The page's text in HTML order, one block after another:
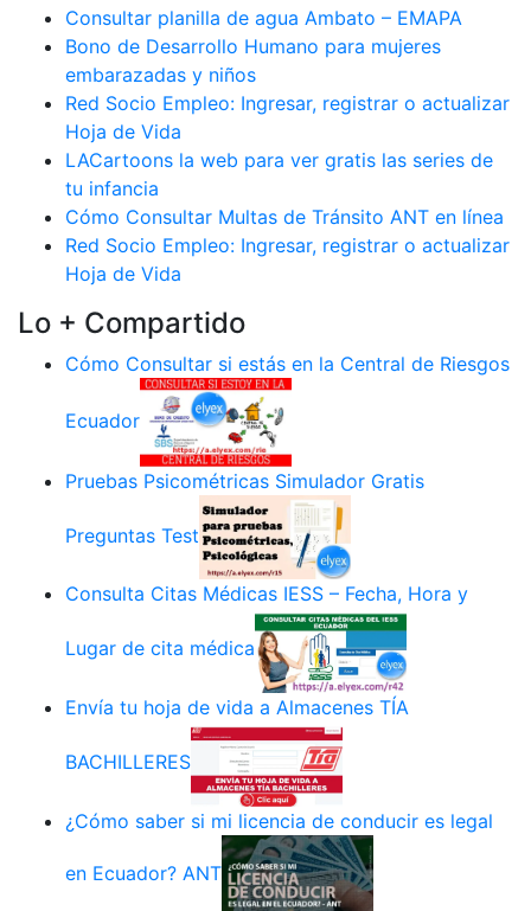
Consultar planilla de agua Ambato – EMAPA
Bono de Desarrollo Humano para mujeres
embarazadas y niños
Red Socio Empleo: Ingresar, registrar o actualizar
Hoja de Vida
LACartoons la web para ver gratis las series de
tu infancia
Cómo Consultar Multas de Tránsito ANT en línea
Red Socio Empleo: Ingresar, registrar o actualizar
Hoja de Vida
Lo + Compartido
Cómo Consultar si estás en la Central de Riesgos
Ecuador
Pruebas Psicométricas Simulador Gratis
Preguntas Test
Consulta Citas Médicas IESS – Fecha, Hora y
Lugar de cita médica
Envía tu hoja de vida a Almacenes TÍA
BACHILLERES
¿Cómo saber si mi licencia de conducir es legal
en Ecuador? ANT